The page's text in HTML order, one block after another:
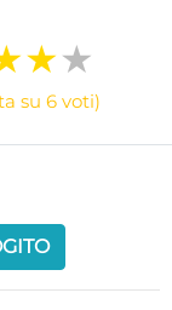
su 6 voti)